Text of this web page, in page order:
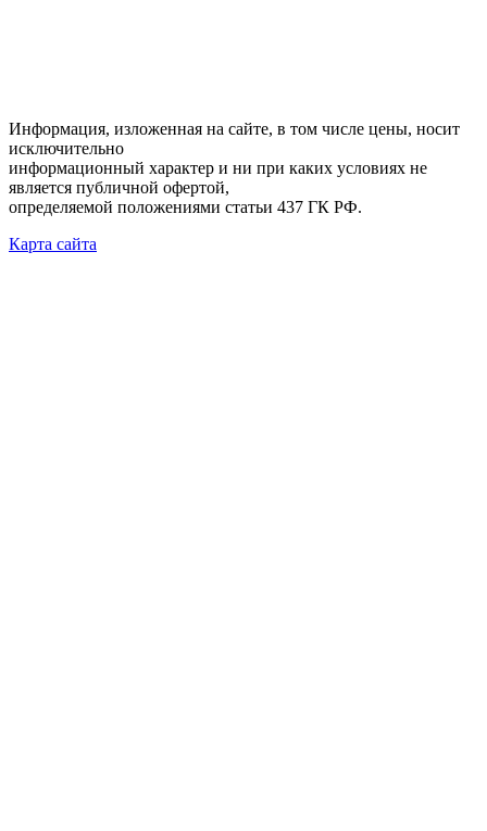
Информация, изложенная на сайте, в том числе цены, носит
исключительно
информационный характер и ни при каких условиях не
является публичной офертой,
определяемой положениями статьи 437 ГК РФ.
Карта сайта